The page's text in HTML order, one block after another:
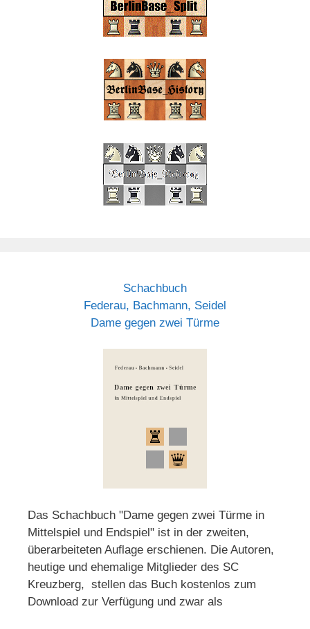
Schachbuch
Federau, Bachmann, Seidel
Dame gegen zwei Türme
Das Schachbuch "Dame gegen zwei Türme in
Mittelspiel und Endspiel" ist in der zweiten,
überarbeiteten Auflage erschienen. Die Autoren,
heutige und ehemalige Mitglieder des SC
Kreuzberg, stellen das Buch kostenlos zum
Download zur Verfügung und zwar als